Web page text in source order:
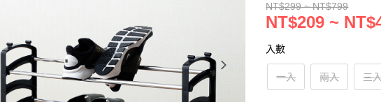
NT$299 ~ NT$799
NT$209 ~
入數
一入 兩入 三